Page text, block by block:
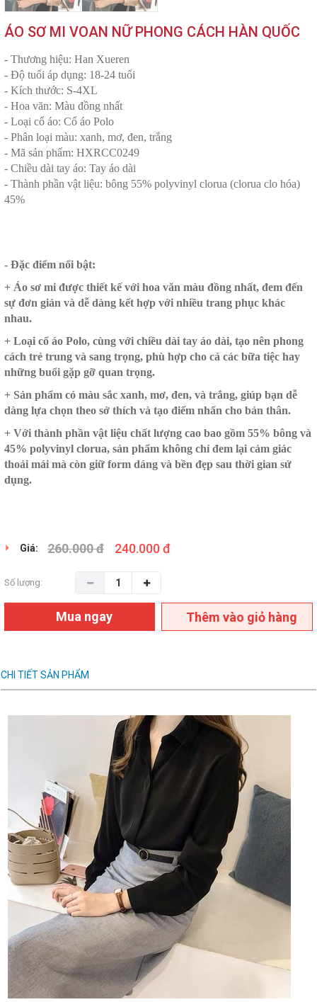
ÁO SƠ MI VOAN NỮ PHONG CÁCH HÀN QUỐC
- Thương hiệu: Han Xueren
- Độ tuổi áp dụng: 18-24 tuổi
- Kích thước: S-4XL
- Hoa văn: Màu đồng nhất
- Loại cổ áo: Cổ áo Polo
- Phân loại màu: xanh, mơ, đen, trắng
- Mã sản phẩm: HXRCC0249
- Chiều dài tay áo: Tay áo dài
- Thành phần vật liệu: bông 55% polyvinyl clorua (clorua clo hóa)
45%
- Đặc điểm nổi bật:
+ Áo sơ mi được thiết kế với hoa văn màu đồng nhất, đem đến
sự đơn giản và dễ dàng kết hợp với nhiều trang phục khác
nhau.
+ Loại cổ áo Polo, cùng với chiều dài tay áo dài, tạo nên phong
cách trẻ trung và sang trọng, phù hợp cho cả các bữa tiệc hay
những buổi gặp gỡ quan trọng.
+ Sản phẩm có màu sắc xanh, mơ, đen, và trắng, giúp bạn dễ
dàng lựa chọn theo sở thích và tạo điểm nhấn cho bản thân.
+ Với thành phần vật liệu chất lượng cao bao gồm 55% bông và
45% polyvinyl clorua, sản phẩm không chỉ đem lại cảm giác
thoải mái mà còn giữ form dáng và bền đẹp sau thời gian sử
dụng.
Giá: 260.000 đ 240.000 đ
Số lượng:
Mua ngay Thêm vào giỏ hàng
CHI TIẾT SẢN PHẨM